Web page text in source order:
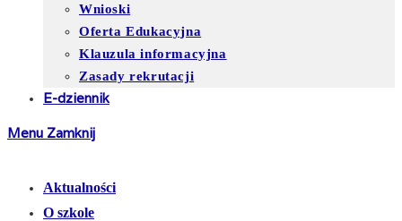
Wnioski
Oferta Edukacyjna
Klauzula informacyjna
Zasady rekrutacji
E-dziennik
Menu Zamknij
Aktualności
O szkole